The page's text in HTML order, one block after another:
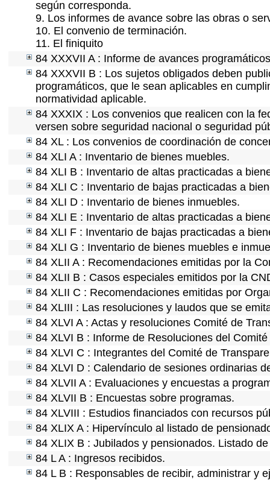
según corresponda.
9. Los informes de avance sobre las obras o
10. El convenio de terminación.
11. El finiquito
84 XXXVII A : Informe de avances
84 XXXVII B : Los sujetos obligados deben
programáticos, que le sean aplicables en
normatividad aplicable.
84 XXXIX : Los convenios que realicen con la
versen sobre seguridad nacional o seguridad
84 XL : Los convenios de coordinación de
84 XLI A : Inventario de bienes muebles.
84 XLI B : Inventario de altas practicadas a
84 XLI C : Inventario de bajas practicadas a
84 XLI D : Inventario de bienes inmuebles.
84 XLI E : Inventario de altas practicadas a
84 XLI F : Inventario de bajas practicadas a
84 XLI G : Inventario de bienes muebles e
84 XLII A : Recomendaciones emitidas por la
84 XLII B : Casos especiales emitidos por la
84 XLII C : Recomendaciones emitidas por
84 XLIII : Las resoluciones y laudos que se
84 XLVI A : Actas y resoluciones Comité de
84 XLVI B : Informe de Resoluciones del
84 XLVI C : Integrantes del Comité de
84 XLVI D : Calendario de sesiones ordinarias
84 XLVII A : Evaluaciones y encuestas a
84 XLVII B : Encuestas sobre programas.
84 XLVIII : Estudios financiados con recursos
84 XLIX A : Hipervínculo al listado de
84 XLIX B : Jubilados y pensionados. Listado
84 L A : Ingresos recibidos.
84 L B : Responsables de recibir, administrar y